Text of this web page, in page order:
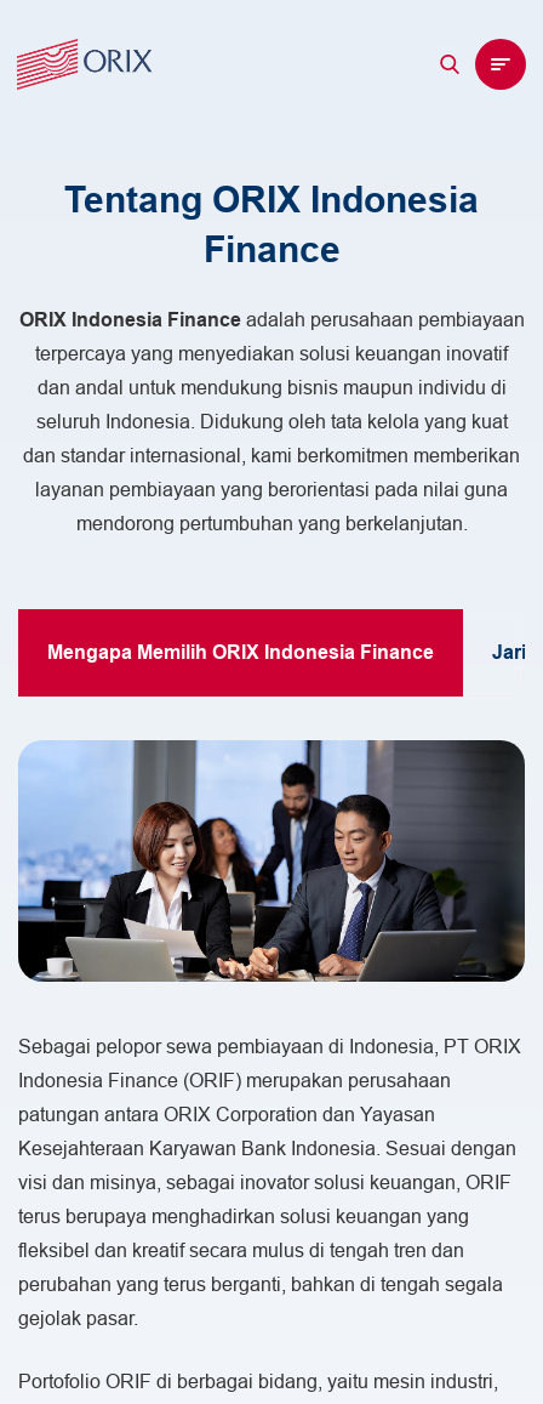
ID
Pembiayaan Investasi
Pembiayaan Multiguna
Sewa Operasi
Simulasi Pembiayaan Investasi
Simulasi Pembiayaan Multiguna
Simulasi Sewa Operasi
Promo
Suku Bunga Pembiayaan
Mekanisme Penyelesaian Pengaduan Konsumen
Ringkasan Informasi Produk dan Layanan
(RIPLAY)
Tentang Kami
Mengapa Harus ORIX Indonesia Finance
Jaringan Global ORIX Group
Visi, Misi, & Nilai Inti
Manajemen
Penghargaan
Kebijakan Akun Resmi Media Sosial
Akun Resmi Media Sosial
Karir
Mengapa Bergabung dengan ORIX
Lowongan Karir
Pengalaman Karyawan
Hubungan Investor
Laporan Keuangan Tahunan
Laporan Keberlanjutan
Keberlanjutan Korporasi
Aktivitas Keberlanjutan
Tata Kelola Perusahaan
Etika Bisnis Perusahaan
Pedoman Perilaku Rekanan
Tata Kelola Perusahaan
Info Terkini
Berita & Pengumuman
Hubungi Kami
Tentang ORIX Indonesia
Finance
ORIX Indonesia Financeadalah perusahaan pembiayaan
terpercaya yang menyediakan solusi keuangan inovatif
dan andal untuk mendukung bisnis maupun individu di
seluruh Indonesia. Didukung oleh tata kelola yang kuat
dan standar internasional, kami berkomitmen memberikan
layanan pembiayaan yang berorientasi pada nilai guna
mendorong pertumbuhan yang berkelanjutan.
Mengapa Memilih ORIX Indonesia Finance
Sebagai pelopor sewa pembiayaan di Indonesia, PT ORIX
Indonesia Finance (ORIF) merupakan perusahaan
patungan antara ORIX Corporation dan Yayasan
Kesejahteraan Karyawan Bank Indonesia. Sesuai dengan
visi dan misinya, sebagai inovator solusi keuangan, ORIF
terus berupaya menghadirkan solusi keuangan yang
fleksibel dan kreatif secara mulus di tengah tren dan
perubahan yang terus berganti, bahkan di tengah segala
gejolak pasar.
Portofolio ORIF di berbagai bidang, yaitu mesin industri,